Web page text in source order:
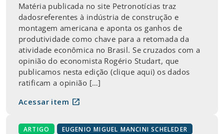
Matéria publicada no site Petronotícias traz
dadosreferentes à indústria de construção e
montagem americana e aponta os ganhos de
produtividade como chave para a retomada da
atividade econômica no Brasil. Se cruzados com a
opinião do economista Rogério Studart, que
publicamos nesta edição (clique aqui) os dados
ratificam a opinião […]
Acessar item open_in_new
ARTIGO EUGENIO MIGUEL MANCINI SCHELEDER